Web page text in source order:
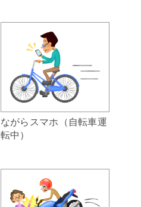
ながらスマホ（自転車運
転中）